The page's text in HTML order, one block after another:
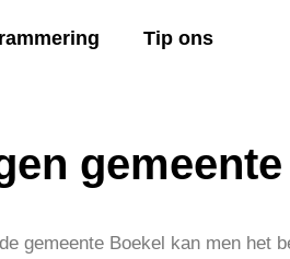
Tip ons
gemeente
gemeente Boekel kan men het